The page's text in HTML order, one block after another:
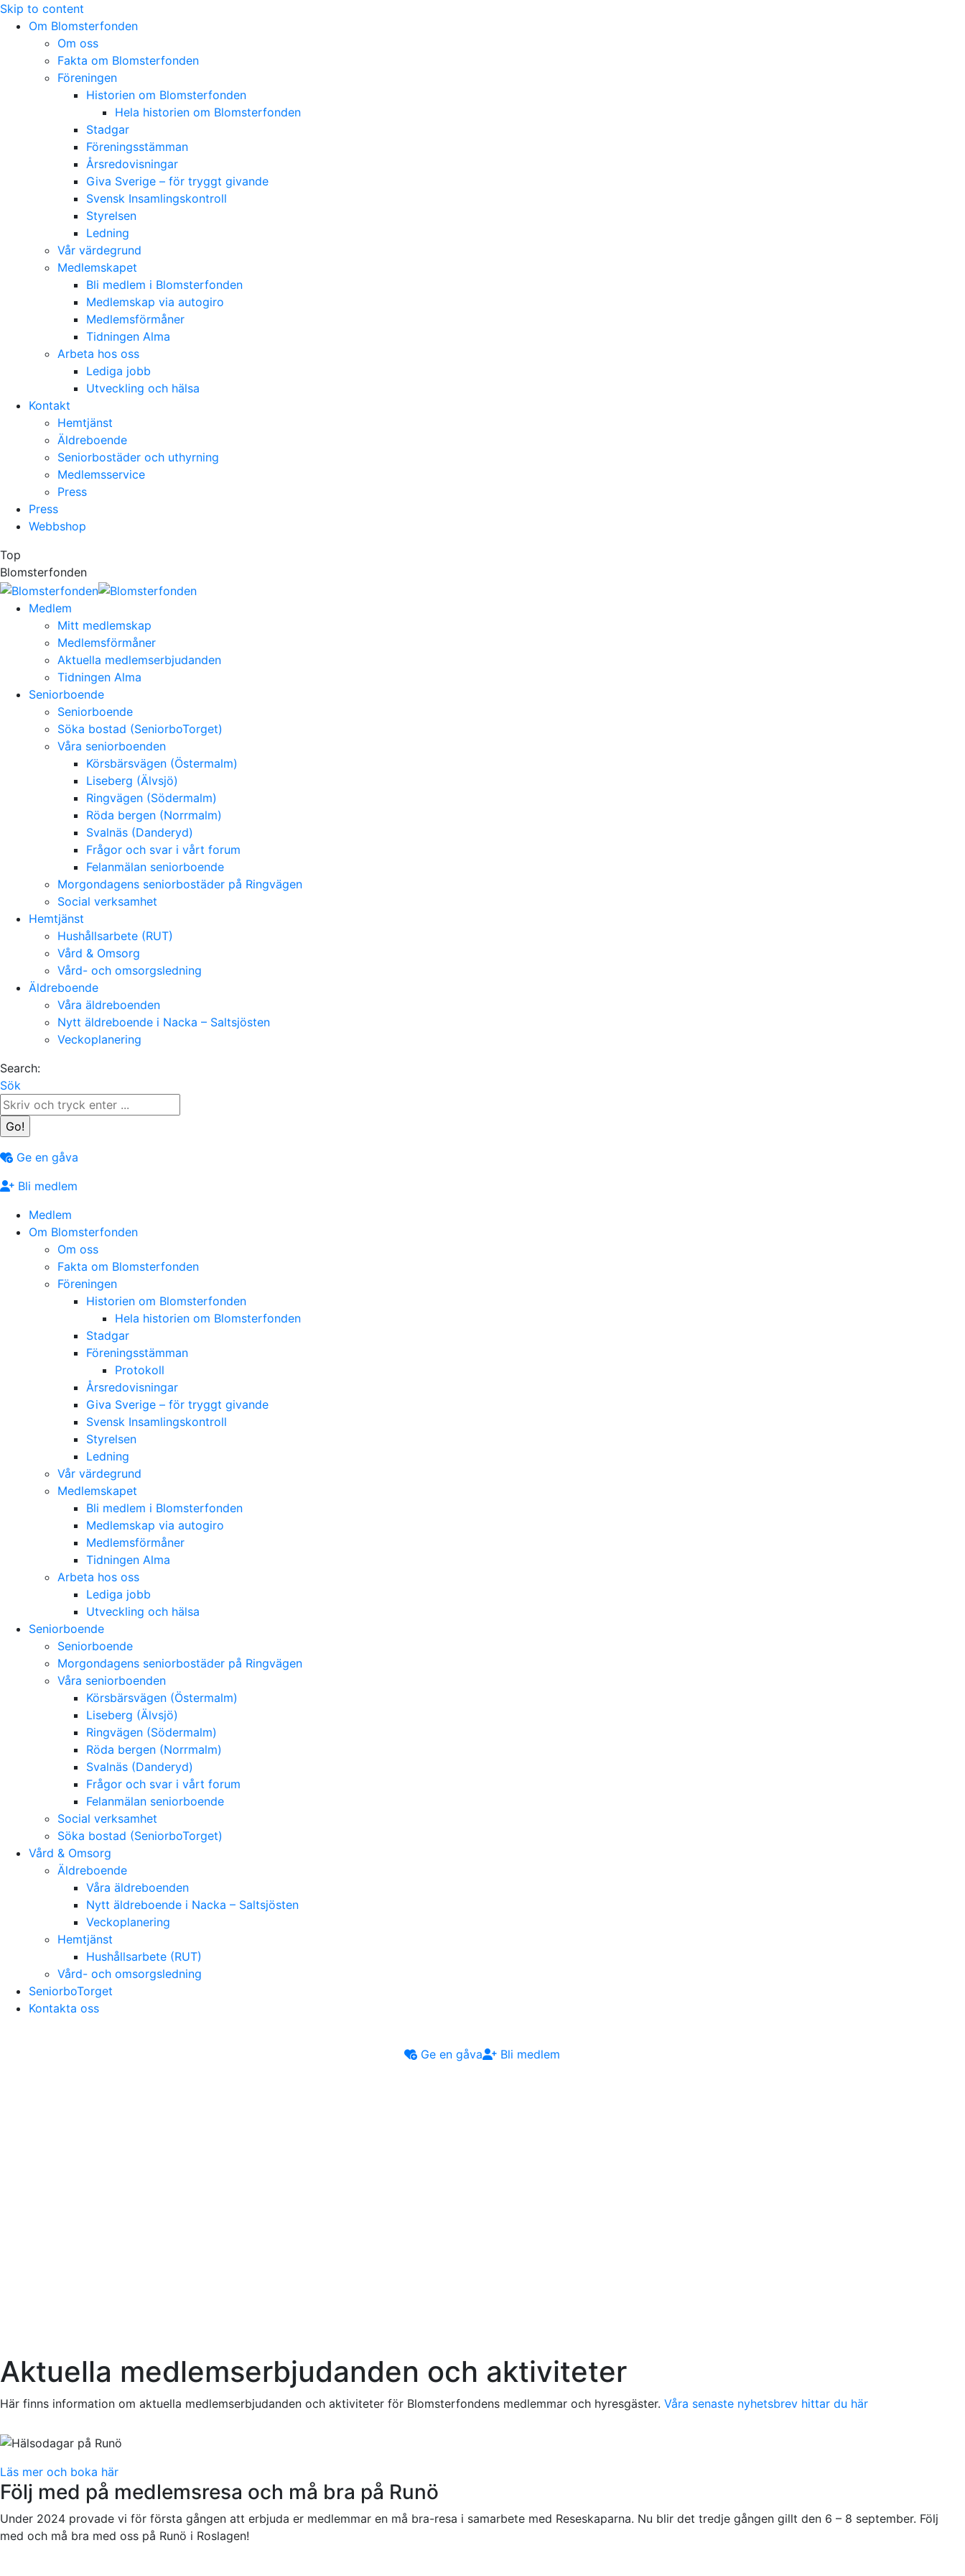
Skip to content
Om Blomsterfonden
Om oss
Fakta om Blomsterfonden
Föreningen
Historien om Blomsterfonden
Hela historien om Blomsterfonden
Stadgar
Föreningsstämman
Årsredovisningar
Giva Sverige – för tryggt givande
Svensk Insamlingskontroll
Styrelsen
Ledning
Vår värdegrund
Medlemskapet
Bli medlem i Blomsterfonden
Medlemskap via autogiro
Medlemsförmåner
Tidningen Alma
Arbeta hos oss
Lediga jobb
Utveckling och hälsa
Kontakt
Hemtjänst
Äldreboende
Seniorbostäder och uthyrning
Medlemsservice
Press
Press
Webbshop
Top
Blomsterfonden
Medlem
Mitt medlemskap
Medlemsförmåner
Aktuella medlemserbjudanden
Tidningen Alma
Seniorboende
Seniorboende
Söka bostad (SeniorboTorget)
Våra seniorboenden
Körsbärsvägen (Östermalm)
Liseberg (Älvsjö)
Ringvägen (Södermalm)
Röda bergen (Norrmalm)
Svalnäs (Danderyd)
Frågor och svar i vårt forum
Felanmälan seniorboende
Morgondagens seniorbostäder på Ringvägen
Social verksamhet
Hemtjänst
Hushållsarbete (RUT)
Vård & Omsorg
Vård- och omsorgsledning
Äldreboende
Våra äldreboenden
Nytt äldreboende i Nacka – Saltsjösten
Veckoplanering
Search:
Sök
Ge en gåva
Bli medlem
Medlem
Om Blomsterfonden
Om oss
Fakta om Blomsterfonden
Föreningen
Historien om Blomsterfonden
Hela historien om Blomsterfonden
Stadgar
Föreningsstämman
Protokoll
Årsredovisningar
Giva Sverige – för tryggt givande
Svensk Insamlingskontroll
Styrelsen
Ledning
Vår värdegrund
Medlemskapet
Bli medlem i Blomsterfonden
Medlemskap via autogiro
Medlemsförmåner
Tidningen Alma
Arbeta hos oss
Lediga jobb
Utveckling och hälsa
Seniorboende
Seniorboende
Morgondagens seniorbostäder på Ringvägen
Våra seniorboenden
Körsbärsvägen (Östermalm)
Liseberg (Älvsjö)
Ringvägen (Södermalm)
Röda bergen (Norrmalm)
Svalnäs (Danderyd)
Frågor och svar i vårt forum
Felanmälan seniorboende
Social verksamhet
Söka bostad (SeniorboTorget)
Vård & Omsorg
Äldreboende
Våra äldreboenden
Nytt äldreboende i Nacka – Saltsjösten
Veckoplanering
Hemtjänst
Hushållsarbete (RUT)
Vård- och omsorgsledning
SeniorboTorget
Kontakta oss
Ge en gåva Bli medlem
Aktuella medlemserbjudanden och aktiviteter
Här finns information om aktuella medlemserbjudanden och aktiviteter för Blomsterfondens medlemmar och hyresgäster. Våra senaste nyhetsbrev hittar du här
Läs mer och boka här
Följ med på medlemsresa och må bra på Runö
Under 2024 provade vi för första gången att erbjuda er medlemmar en må bra-resa i samarbete med Reseskaparna. Nu blir det tredje gången gillt den 6 – 8 september. Följ
med och må bra med oss på Runö i Roslagen!